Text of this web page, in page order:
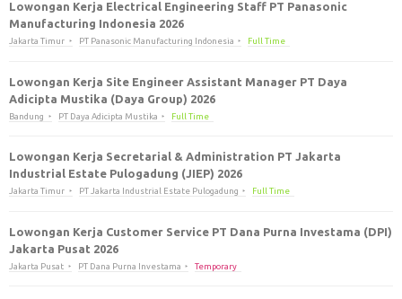
Lowongan Kerja Electrical Engineering Staff PT Panasonic
Manufacturing Indonesia 2026
Jakarta Timur PT Panasonic Manufacturing Indonesia Full Time
Lowongan Kerja Site Engineer Assistant Manager PT Daya
Adicipta Mustika (Daya Group) 2026
Bandung PT Daya Adicipta Mustika Full Time
Lowongan Kerja Secretarial & Administration PT Jakarta
Industrial Estate Pulogadung (JIEP) 2026
Jakarta Timur PT Jakarta Industrial Estate Pulogadung Full Time
Lowongan Kerja Customer Service PT Dana Purna Investama (DPI)
Jakarta Pusat 2026
Jakarta Pusat PT Dana Purna Investama Temporary